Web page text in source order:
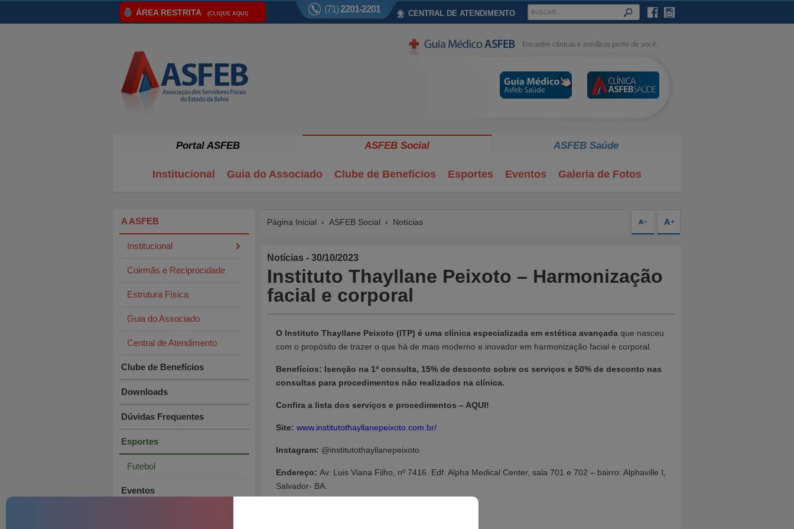
ÁREA RESTRITA (CLIQUE AQUI) (71)2201-2201 CENTRAL DE ATENDIMENTO
Portal ASFEB ASFEB Social ASFEB Saúde
Institucional Guia do Associado Clube de Benefícios Esportes Eventos Galeria de Fotos
A ASFEB
Institucional
Coirmãs e Reciprocidade
Estrutura Física
Guia do Associado
Central de Atendimento
Clube de Benefícios
Downloads
Dúvidas Frequentes
Esportes
Futebol
Eventos
Página Inicial › ASFEB Social › Notícias
Notícias - 30/10/2023
Instituto Thayllane Peixoto – Harmonização
facial e corporal
O Instituto Thayllane Peixoto (ITP) é uma clínica especializada em estética avançada que nasceu
com o propósito de trazer o que há de mais moderno e inovador em harmonização facial e corporal.
Benefícios: Isenção na 1ª consulta, 15% de desconto sobre os serviços e 50% de desconto nas
consultas para procedimentos não realizados na clínica.
Confira a lista dos serviços e procedimentos – AQUI!
Site: www.institutothayllanepeixoto.com.br/
Instagram: @institutothayllanepeixoto
Endereço: Av. Luis Viana Filho, nº 7416. Edf. Alpha Medical Center, sala 701 e 702 – bairro: Alphaville I,
Salvador- BA.